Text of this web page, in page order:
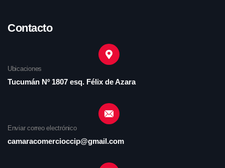
Contacto
Ubicaciones
Tucumán Nº 1807 esq. Félix de Azara
Enviar correo electrónico
camaracomercioccip@gmail.com